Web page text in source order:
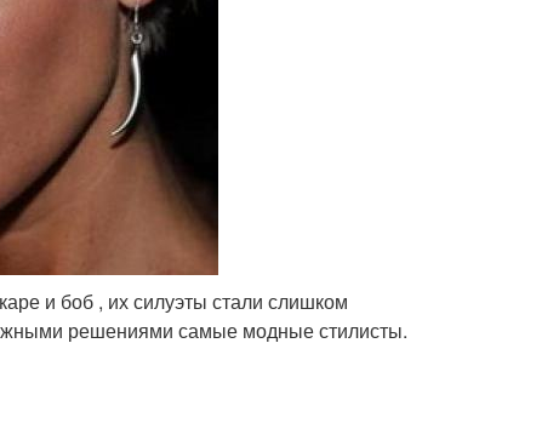
и боб , их силуэты стали слишком
решениями самые модные стилисты.